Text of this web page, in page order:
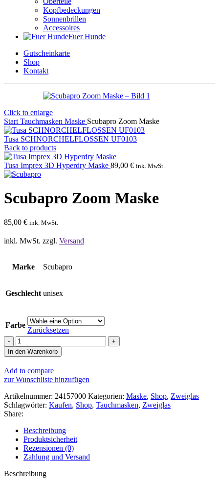
Kopfbedeckungen
Sonnenbrillen
Accessoires
Fuer Hunde
Gutscheinkarte
Shop
Kontakt
Click to enlarge
Start Tauchmasken Maske Scubapro Zoom Maske
Tusa SCHNORCHELFLOSSEN UF0103
Back to products
Tusa Imprex 3D Hyperdry Maske 89,00 € ink. MwSt.
Scubapro Zoom Maske
85,00 € ink. MwSt.
inkl. MwSt. zzgl. Versand
Marke Scubapro
Geschlecht unisex
Farbe
Zurücksetzen
Scubapro
Zoom
Maske
Menge
In den Warenkorb
Add to compare
zur Wunschliste hinzufügen
Artikelnummer: 24157000 Kategorien: Maske, Shop, Zweiglas
Schlagwörter: Kaufen, Shop, Tauchmasken, Zweiglas
Share:
Beschreibung
Produktsicherheit
Rezensionen (0)
Zahlung und Versand
Beschreibung